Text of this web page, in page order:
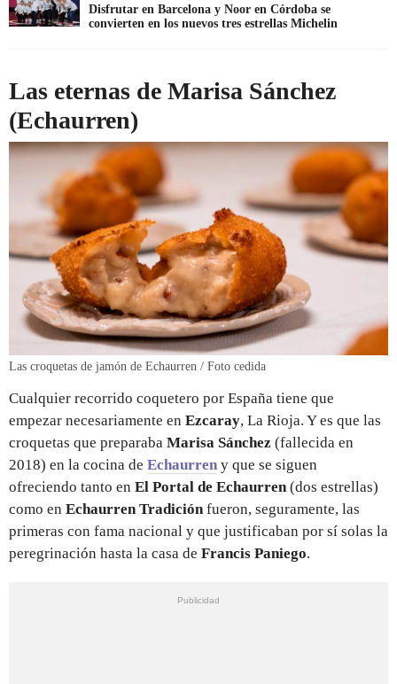
Disfrutar en Barcelona y Noor en Córdoba se
convierten en los nuevos tres estrellas Michelin
Las eternas de Marisa Sánchez
(Echaurren)
Las croquetas de jamón de Echaurren / Foto cedida
Cualquier recorrido coquetero por España tiene que
empezar necesariamente en Ezcaray, La Rioja. Y es que las
croquetas que preparaba Marisa Sánchez (fallecida en
2018) en la cocina de Echaurren y que se siguen
ofreciendo tanto en El Portal de Echaurren(dos estrellas)
como en Echaurren Tradiciónfueron, seguramente, las
primeras con fama nacional y que justificaban por sí solas la
peregrinación hasta la casa de Francis Paniego.